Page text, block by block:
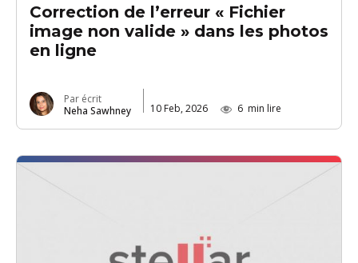
Correction de l’erreur « Fichier
image non valide » dans les photos
en ligne
Par écrit
Neha Sawhney
10 Feb, 2026 6 min lire